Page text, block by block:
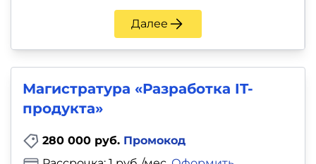
Далее
Магистратура «Разработка IT-
продукта»
280 000 руб. Промокод